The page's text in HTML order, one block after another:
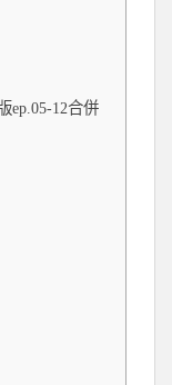
ep.05-12合併